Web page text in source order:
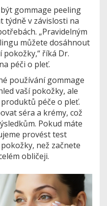
gommage peeling
týdně v závislosti na
„Pravidelným
můžete dosáhnout
pokožky,“ říká Dr.
péči o pleť.
používání gommage
vaší pokožky, ale
péče o pleť.
séra a krémy, což
Pokud máte
provést test
než začnete
obličeji.